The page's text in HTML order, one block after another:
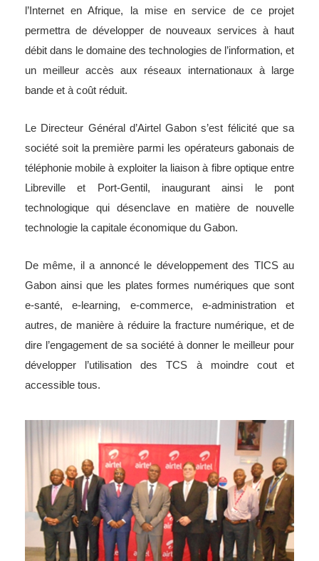
l’Internet en Afrique, la mise en service de ce projet
permettra de développer de nouveaux services à haut
débit dans le domaine des technologies de l’information, et
un meilleur accès aux réseaux internationaux à large
bande et à coût réduit.
Le Directeur Général d’Airtel Gabon s’est félicité que sa
société soit la première parmi les opérateurs gabonais de
téléphonie mobile à exploiter la liaison à fibre optique entre
Libreville et Port-Gentil, inaugurant ainsi le pont
technologique qui désenclave en matière de nouvelle
technologie la capitale économique du Gabon.
De même, il a annoncé le développement des TICS au
Gabon ainsi que les plates formes numériques que sont
e-santé, e-learning, e-commerce, e-administration et
autres, de manière à réduire la fracture numérique, et de
dire l’engagement de sa société à donner le meilleur pour
développer l’utilisation des TCS à moindre cout et
accessible tous.